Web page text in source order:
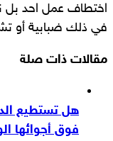
اختطاف عمل احد بل
في ذلك ضبابية أو
مقالات ذات صلة
هل تستطيع
فوق أجوائها